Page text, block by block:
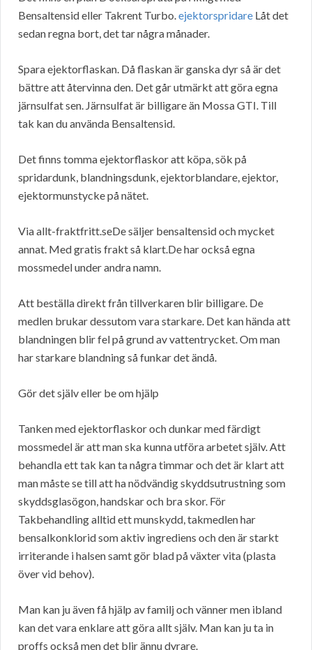
Bensaltensid eller Takrent Turbo.ejektorspridare Låt det
sedan regna bort, det tar några månader.
Spara ejektorflaskan. Då flaskan är ganska dyr så är det
bättre att återvinna den. Det går utmärkt att göra egna
järnsulfat sen. Järnsulfat är billigare än Mossa GTI. Till
tak kan du använda Bensaltensid.
Det finns tomma ejektorflaskor att köpa, sök på
spridardunk, blandningsdunk, ejektorblandare, ejektor,
ejektormunstycke på nätet.
Via allt-fraktfritt.seDe säljer bensaltensid och mycket
annat. Med gratis frakt så klart.De har också egna
mossmedel under andra namn.
Att beställa direkt från tillverkaren blir billigare. De
medlen brukar dessutom vara starkare. Det kan hända att
blandningen blir fel på grund av vattentrycket. Om man
har starkare blandning så funkar det ändå.
Gör det själv eller be om hjälp
Tanken med ejektorflaskor och dunkar med färdigt
mossmedel är att man ska kunna utföra arbetet själv. Att
behandla ett tak kan ta några timmar och det är klart att
man måste se till att ha nödvändig skyddsutrustning som
skyddsglasögon, handskar och bra skor. För
Takbehandling alltid ett munskydd, takmedlen har
bensalkonklorid som aktiv ingrediens och den är starkt
irriterande i halsen samt gör blad på växter vita (plasta
över vid behov).
Man kan ju även få hjälp av familj och vänner men ibland
kan det vara enklare att göra allt själv. Man kan ju ta in
proffs också men det blir ännu dyrare.